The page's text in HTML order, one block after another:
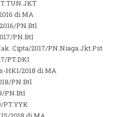
di MA
PN.Btl
PN.Btl
Cipta/2017/PN.Niaga.Jkt.Pst
PT.DKI
HKI/2018 di MA
PN.Btl
PN.Btl
PT.YYK